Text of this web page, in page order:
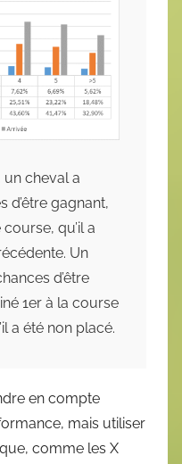
un cheval a
d’être gagnant,
course, qu’il a
Un
d’être
1er à la course
a été non placé.
en compte
mais utiliser
comme les X